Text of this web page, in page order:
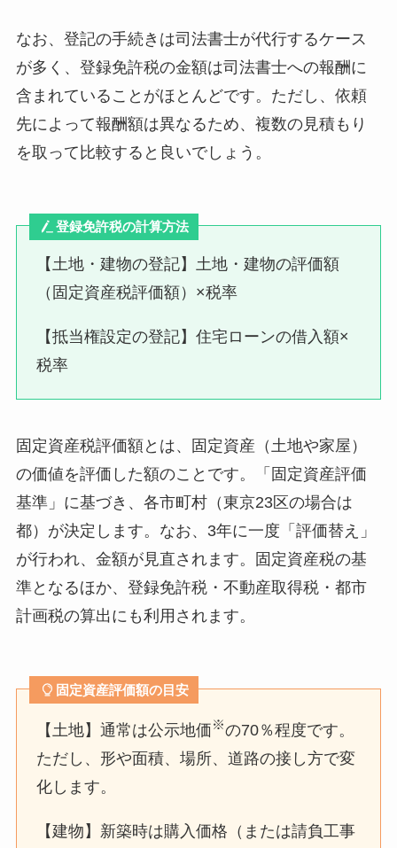
なお、登記の手続きは司法書士が代行するケース
が多く、登録免許税の金額は司法書士への報酬に
含まれていることがほとんどです。ただし、依頼
先によって報酬額は異なるため、複数の見積もり
を取って比較すると良いでしょう。
登録免許税の計算方法
【土地・建物の登記】土地・建物の評価額
（固定資産税評価額）×税率
【抵当権設定の登記】住宅ローンの借入額×
税率
固定資産税評価額とは、固定資産（土地や家屋）
の価値を評価した額のことです。「固定資産評価
基準」に基づき、各市町村（東京23区の場合は
都）が決定します。なお、3年に一度「評価替え」
が行われ、金額が見直されます。固定資産税の基
準となるほか、登録免許税・不動産取得税・都市
計画税の算出にも利用されます。
固定資産評価額の目安
【土地】通常は公示地価※の70％程度です。
ただし、形や面積、場所、道路の接し方で変
化します。
【建物】新築時は購入価格（または請負工事